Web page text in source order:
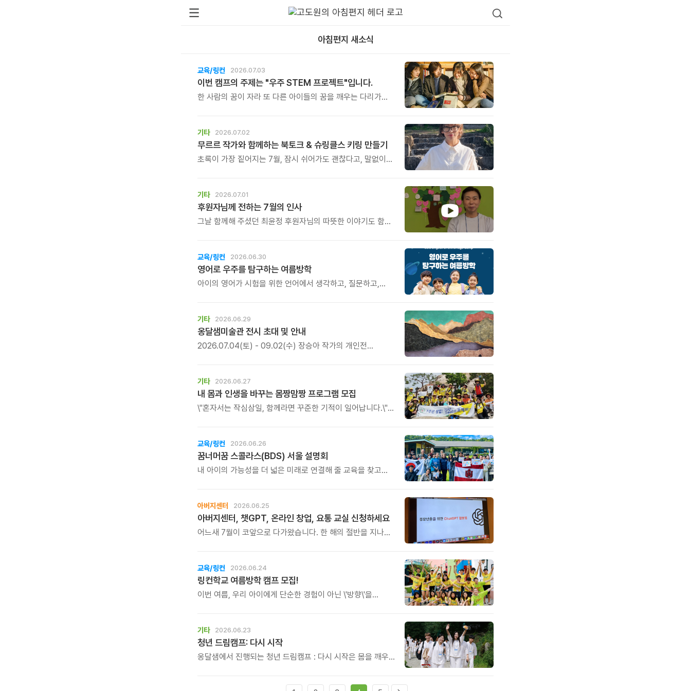
아침편지 새소식
교육/링컨 2026.07.03
이번 캠프의 주제는 "우주 STEM 프로젝트"입니다.
한 사람의 꿈이 자라 또 다른 아이들의 꿈을 깨우는 다리가
기타 2026.07.02
무르르 작가와 함께하는 북토크 & 슈링클스 키링 만들기
초록이 가장 짙어지는 7월, 잠시 쉬어가도 괜찮다고, 말없이
슈링클스 키링 만들기 체험도 함께 진행됩니다. 아이부터
어른까지 누구나 쉽고 즐겁게 참여할 수 있는 체험으로,
북토크의 따뜻한 여운을 일상 속에서도 오래 간직하실 수
있습니다.
기타 2026.07.01
후원자님께 전하는 7월의 인사
그날 함께해 주셨던 최윤정 후원자님의 따뜻한 이야기도 함께
수 있습니다.
교육/링컨 2026.06.30
영어로 우주를 탐구하는 여름방학
아이의 영어가 시험을 위한 언어에서 생각하고, 질문하고,
기타 2026.06.29
옹달샘미술관 전시 초대 및 안내
2026.07.04(토) - 09.02(수) 장승아 작가의 개인전
회화 세계를 선보이며, \'사이사이\'는 보이는 풍경과 보이지
않는 기억, 떠남과 머묾, 고요와 흔들림 사이에 존재하는
감각을 다룹니다.
기타 2026.06.27
내 몸과 인생을 바꾸는 몸짱맘짱 프로그램 모집
\"혼자서는 작심삼일, 함께라면 꾸준한 기적이 일어납니다.\"
교육/링컨 2026.06.26
꿈너머꿈 스콜라스(BDS) 서울 설명회
내 아이의 가능성을 더 넓은 미래로 연결해 줄 교육을 찾고
아버지센터 2026.06.25
아버지센터, 챗GPT, 온라인 창업, 요통 교실 신청하세요
어느새 7월이 코앞으로 다가왔습니다. 한 해의 절반을 지나며,
교육/링컨 2026.06.24
링컨학교 여름방학 캠프 모집!
이번 여름, 우리 아이에게 단순한 경험이 아닌 \'방향\'을
기타 2026.06.23
청년 드림캠프: 다시 시작
옹달샘에서 진행되는 청년 드림캠프 : 다시 시작은 몸을 깨우는
삶의 중심을 다시 세우며 자신의 꿈을 향해 다시 시작할 용기를